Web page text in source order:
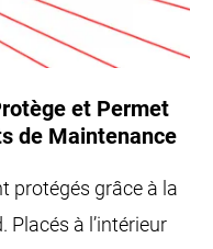
et Permet
de Maintenance
protégés grâce à la
à l’intérieur